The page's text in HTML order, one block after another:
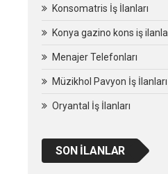
Konsomatris İş İlanları
Konya gazino kons iş
Menajer Telefonları
Müzikhol Pavyon İş İlanları
Oryantal İş İlanları
SON İLANLAR